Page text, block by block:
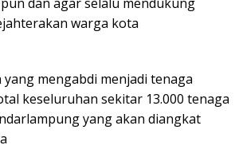
dan agar selalu mendukung
warga kota
mengabdi menjadi tenaga
keseluruhan sekitar 13.000 tenaga
yang akan diangkat